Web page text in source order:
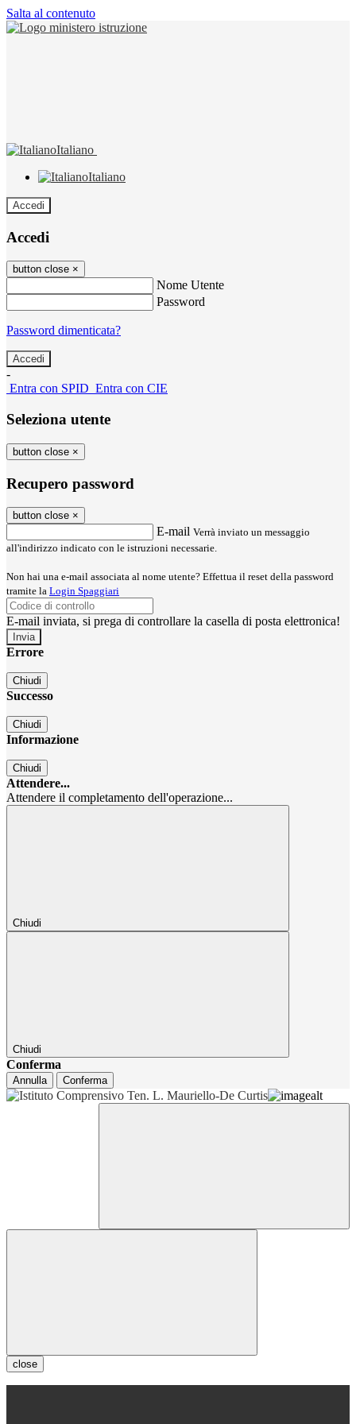
Salta al contenuto
Italiano
Italiano
Accedi
Accedi
button close ×
Nome Utente
Password
Password dimenticata?
-
Entra con SPID Entra con CIE
Seleziona utente
button close ×
Recupero password
button close ×
E-mail Verrà inviato un messaggio
all'indirizzo indicato con le istruzioni necessarie.
Non hai una e-mail associata al nome utente? Effettua il reset della password
tramite la Login Spaggiari
E-mail inviata, si prega di controllare la casella di posta elettronica!
Errore
Chiudi
Successo
Chiudi
Informazione
Chiudi
Attendere...
Attendere il completamento dell'operazione...
Chiudi
Chiudi
Conferma
Annulla Conferma
close